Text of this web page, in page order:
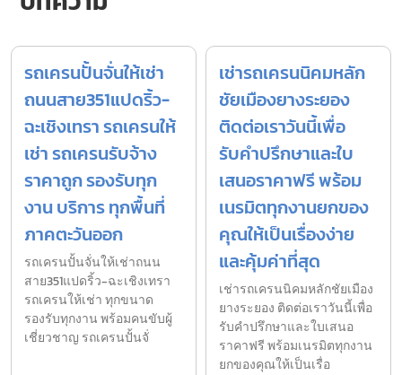
รถเครนปั้นจั่นให้เช่า
ถนนสาย351แปดริ้ว-
ฉะเชิงเทรา รถเครนให้
เช่า รถเครนรับจ้าง
ราคาถูก รองรับทุก
งาน บริการ ทุกพื้นที่
ภาคตะวันออก
รถเครนปั้นจั่นให้เช่าถนน
สาย351แปดริ้ว-ฉะเชิงเทรา
รถเครนให้เช่า ทุกขนาด
รองรับทุกงาน พร้อมคนขับผู้
เชี่ยวชาญ รถเครนปั้นจั่
เช่ารถเครนนิคมหลัก
ชัยเมืองยางระยอง
ติดต่อเราวันนี้เพื่อ
รับคำปรึกษาและใบ
เสนอราคาฟรี พร้อม
เนรมิตทุกงานยกของ
คุณให้เป็นเรื่องง่าย
และคุ้มค่าที่สุด
เช่ารถเครนนิคมหลักชัยเมือง
ยางระยอง ติดต่อเราวันนี้เพื่อ
รับคำปรึกษาและใบเสนอ
ราคาฟรี พร้อมเนรมิตทุกงาน
ยกของคุณให้เป็นเรื่อ